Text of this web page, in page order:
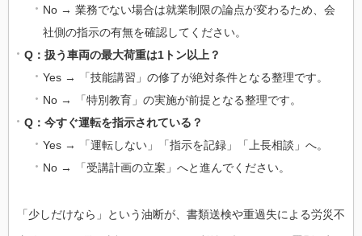
No → 業務でない場合は就業制限の論点が変わるため、会
社側の指示の有無を確認してください。
Q：扱う車両の最大荷重は1トン以上？
Yes → 「技能講習」の修了が絶対条件となる整理です。
No → 「特別教育」の実施が前提となる整理です。
Q：今すぐ運転を指示されている？
Yes → 「運転しない」「指示を記録」「上長相談」へ。
No → 「受講計画の立案」へと進んでください。
「少しだけなら」という油断が、書類送検や重過失による労災不